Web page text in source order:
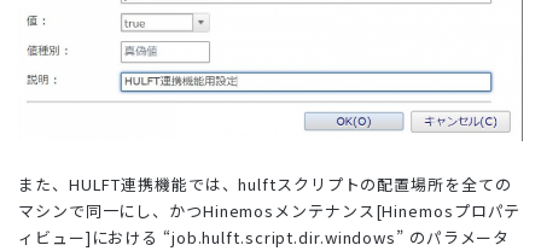
また、HULFT連携機能では、hulftスクリプトの配置場所を全ての
マシンで同一にし、かつHinemosメンテナンス[Hinemosプロパテ
ィビュー]における “job.hulft.script.dir.windows” のパラメータ